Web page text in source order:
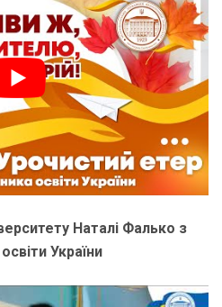
Наталі Фалько з
України